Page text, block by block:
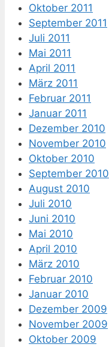
Oktober 2011
September 2011
Juli 2011
Mai 2011
April 2011
März 2011
Februar 2011
Januar 2011
Dezember 2010
November 2010
Oktober 2010
September 2010
August 2010
Juli 2010
Juni 2010
Mai 2010
April 2010
März 2010
Februar 2010
Januar 2010
Dezember 2009
November 2009
Oktober 2009